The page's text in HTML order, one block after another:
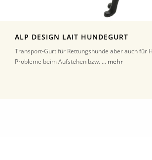
ALP DESIGN LAIT HUNDEGURT
Transport-Gurt für Rettungshunde aber auch für
Probleme beim Aufstehen bzw. ... mehr